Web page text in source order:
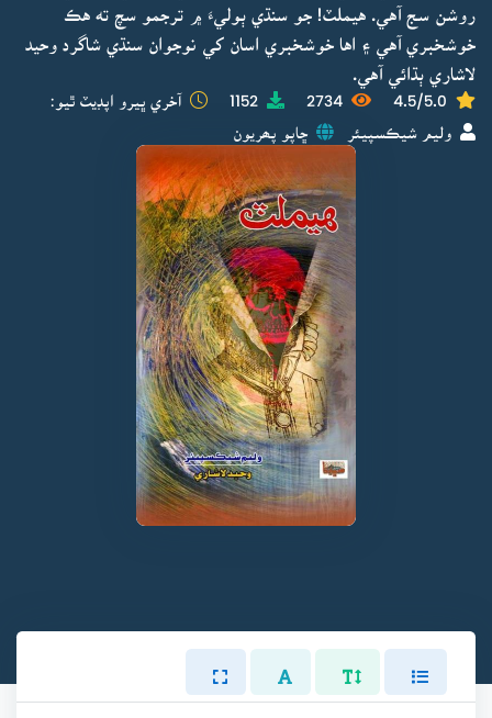
روشن سج آهي. هيملٽ! جو سنڌي ٻوليءَ ۾ ترجمو سچ ته هڪ
خوشخبري آهي ۽ اها خوشخبري اسان کي نوجوان سنڌي شاگرد وحيد
لاشاري ٻڌائي آهي.
4.5/5.0
2734
1152 آخري ڀيرو اپڊيٽ ٿيو:
وليم شيڪسپيئر ڇاپو پھريون